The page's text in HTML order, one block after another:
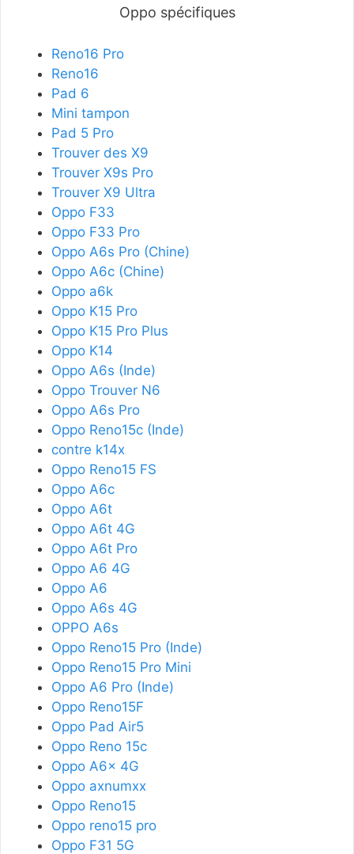
Oppo spécifiques
Reno16 Pro
Reno16
Pad 6
Mini tampon
Pad 5 Pro
Trouver des X9
Trouver X9s Pro
Trouver X9 Ultra
Oppo F33
Oppo F33 Pro
Oppo A6s Pro (Chine)
Oppo A6c (Chine)
Oppo a6k
Oppo K15 Pro
Oppo K15 Pro Plus
Oppo K14
Oppo A6s (Inde)
Oppo Trouver N6
Oppo A6s Pro
Oppo Reno15c (Inde)
contre k14x
Oppo Reno15 FS
Oppo A6c
Oppo A6t
Oppo A6t 4G
Oppo A6t Pro
Oppo A6 4G
Oppo A6
Oppo A6s 4G
OPPO A6s
Oppo Reno15 Pro (Inde)
Oppo Reno15 Pro Mini
Oppo A6 Pro (Inde)
Oppo Reno15F
Oppo Pad Air5
Oppo Reno 15c
Oppo A6x 4G
Oppo axnumxx
Oppo Reno15
Oppo reno15 pro
Oppo F31 5G